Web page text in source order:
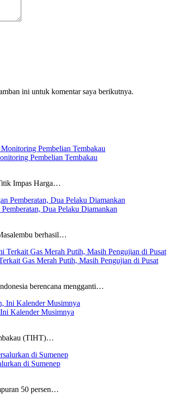
ini untuk komentar saya berikutnya.
Pembelian Tembakau
Impas Harga…
Dua Pelaku Diamankan
berhasil…
Gas Merah Putih, Masih Pengujian di Pusat
berencana mengganti…
Kalender Musimnya
(TIHT)…
di Sumenep
50 persen…